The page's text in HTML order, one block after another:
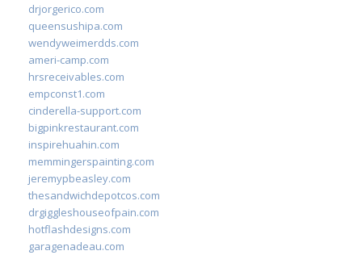
drjorgerico.com
queensushipa.com
wendyweimerdds.com
ameri-camp.com
hrsreceivables.com
empconst1.com
cinderella-support.com
bigpinkrestaurant.com
inspirehuahin.com
memmingerspainting.com
jeremypbeasley.com
thesandwichdepotcos.com
drgiggleshouseofpain.com
hotflashdesigns.com
garagenadeau.com